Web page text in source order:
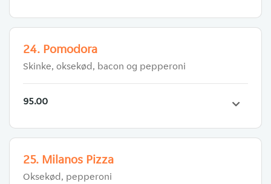
24. Pomodora
Skinke, oksekød, bacon og pepperoni
95.00
25. Milanos Pizza
Oksekød, pepperoni